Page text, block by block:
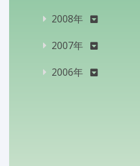
2008年
2007年
2006年